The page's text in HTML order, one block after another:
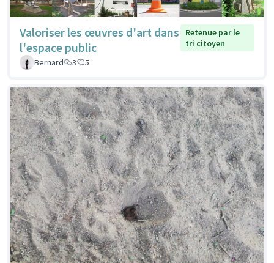
Valoriser les œuvres d'art dans
l'espace public
Retenue par le
tri citoyen
Bernard
3 5